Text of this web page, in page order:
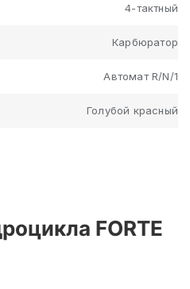
4-тактный
Карбюратор
Автомат R/N/1
Голубой красный
FORTE